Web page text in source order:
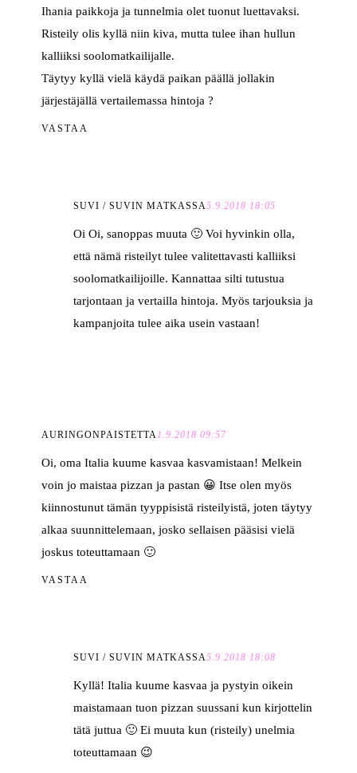
Ihania paikkoja ja tunnelmia olet tuonut luettavaksi.
Risteily olis kyllä niin kiva, mutta tulee ihan hullun
kalliiksi soolomatkailijalle.
Täytyy kyllä vielä käydä paikan päällä jollakin
järjestäjällä vertailemassa hintoja ?
VASTAA
SUVI / SUVIN MATKASSA5.9.2018 18:05
Oi Oi, sanoppas muuta 🙂 Voi hyvinkin olla,
että nämä risteilyt tulee valitettavasti kalliiksi
soolomatkailijoille. Kannattaa silti tutustua
tarjontaan ja vertailla hintoja. Myös tarjouksia ja
kampanjoita tulee aika usein vastaan!
AURINGONPAISTETTA 1.9.2018 09:57
Oi, oma Italia kuume kasvaa kasvamistaan! Melkein
voin jo maistaa pizzan ja pastan 😀 Itse olen myös
kiinnostunut tämän tyyppisistä risteilyistä, joten täytyy
alkaa suunnittelemaan, josko sellaisen pääsisi vielä
joskus toteuttamaan 🙂
VASTAA
SUVI / SUVIN MATKASSA5.9.2018 18:08
Kyllä! Italia kuume kasvaa ja pystyin oikein
maistamaan tuon pizzan suussani kun kirjottelin
tätä juttua 🙂 Ei muuta kun (risteily) unelmia
toteuttamaan 😉